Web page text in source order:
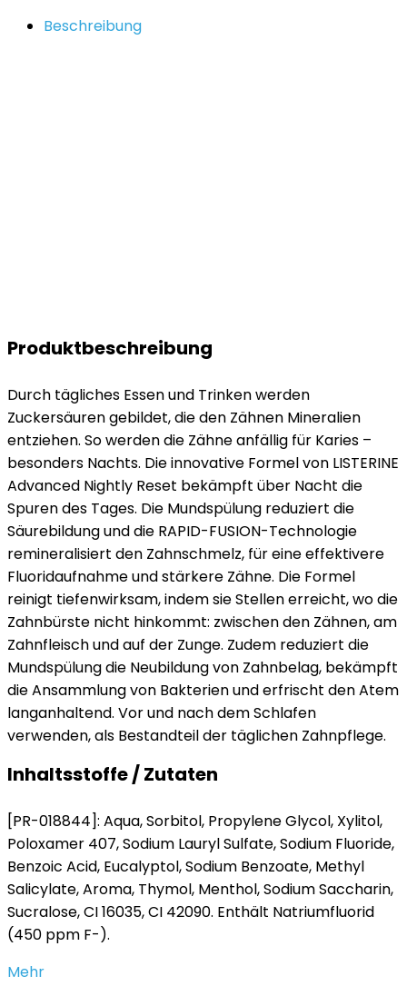
Beschreibung
Produktbeschreibung
Durch tägliches Essen und Trinken werden
Zuckersäuren gebildet, die den Zähnen Mineralien
entziehen. So werden die Zähne anfällig für Karies –
besonders Nachts. Die innovative Formel von LISTERINE
Advanced Nightly Reset bekämpft über Nacht die
Spuren des Tages. Die Mundspülung reduziert die
Säurebildung und die RAPID-FUSION-Technologie
remineralisiert den Zahnschmelz, für eine effektivere
Fluoridaufnahme und stärkere Zähne. Die Formel
reinigt tiefenwirksam, indem sie Stellen erreicht, wo die
Zahnbürste nicht hinkommt: zwischen den Zähnen, am
Zahnfleisch und auf der Zunge. Zudem reduziert die
Mundspülung die Neubildung von Zahnbelag, bekämpft
die Ansammlung von Bakterien und erfrischt den Atem
langanhaltend. Vor und nach dem Schlafen
verwenden, als Bestandteil der täglichen Zahnpflege.
Inhaltsstoffe / Zutaten
[PR-018844]: Aqua, Sorbitol, Propylene Glycol, Xylitol,
Poloxamer 407, Sodium Lauryl Sulfate, Sodium Fluoride,
Benzoic Acid, Eucalyptol, Sodium Benzoate, Methyl
Salicylate, Aroma, Thymol, Menthol, Sodium Saccharin,
Sucralose, CI 16035, CI 42090. Enthält Natriumfluorid
(450 ppm F-).
Mehr